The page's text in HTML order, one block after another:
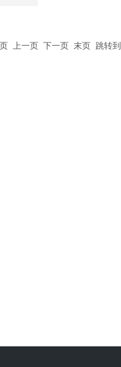
上一页 下一页 末页 跳转